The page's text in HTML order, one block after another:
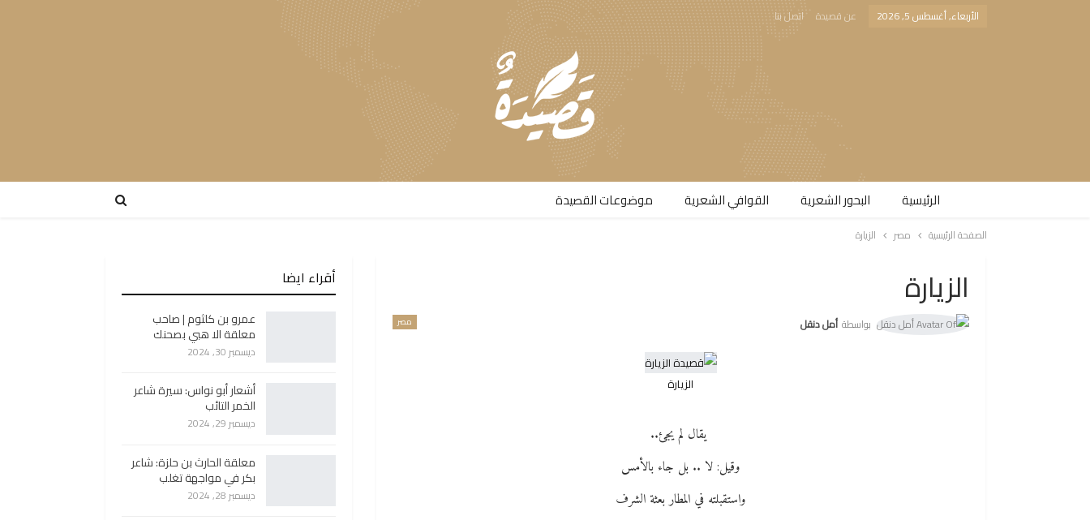
الأربعاء, أغسطس 5, 2026 عن قصيدة اتصل بنا
الرئيسية البحور الشعرية​ القوافي الشعرية​ موضوعات القصيدة​
الصفحة الرئيسية مصر الزيارة
الزيارة
مصر بواسطة أمل دنقل
الزيارة
يقال لم يجئ..
وقيل: لا .. بل جاء بالأمس
واستقبلته في المطار بعثة الشرف
أقراء ايضا
عمرو بن كلثوم | صاحب
معلقة الا هبي بصحنك
ديسمبر 30, 2024
أشعار أبو نواس: سيرة شاعر
الخمر التائب
ديسمبر 29, 2024
معلقة الحارث بن حلزة: شاعر
بكر في مواجهة تغلب
ديسمبر 28, 2024